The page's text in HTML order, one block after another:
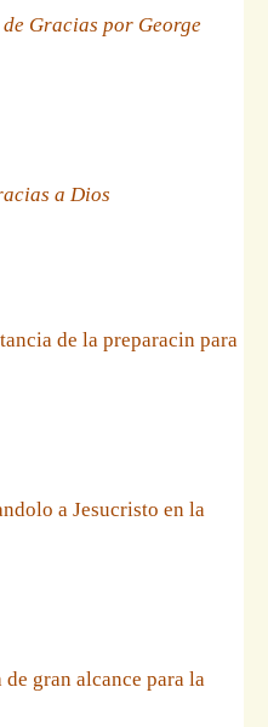
Gracias por George
a Dios
de la preparacin para
a Jesucristo en la
gran alcance para la